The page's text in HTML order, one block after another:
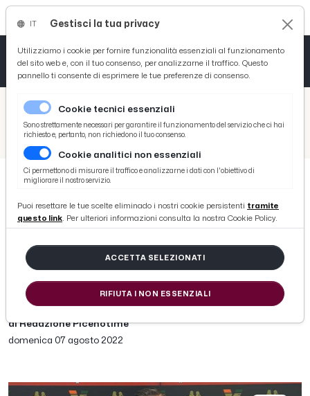
/ Picenotime
/ Ascoli Time
Venezia-Ascoli 2-3, Falzerano: “Mi piace giocare esterno alto. Prendere 2 gol così ci deve far riflettere”
Venezia-Ascoli 2-3, Falzerano: “Mi
piace giocare esterno alto.
Prendere 2 gol così ci deve far
riflettere”
di Redazione Picenotime
domenica 07 agosto 2022
Gestisci la tua privacy
Utilizziamo i cookie per fornire funzionalità essenziali al funzionamento
del sito web e, con il tuo consenso, per analizzarne il traffico. Questo
pannello ti consente di esprimere le tue preferenze di consenso.
Cookie tecnici essenziali
Sono strettamente necessari per garantire il funzionamento del servizio che ci hai
richiesto e, pertanto, non richiedono il tuo consenso.
Cookie analitici non essenziali
Ci permettono di misurare il traffico e analizzarne i dati con l'obiettivo di
migliorare il nostro servizio.
Puoi resettare le tue scelte eliminado i nostri cookie persistenti tramite
questo link. Per ulteriori informazioni consulta la nostra Cookie Policy.
ACCETTA SELEZIONATI
RIFIUTA I NON ESSENZIALI
Tutto News
Tutto Sport
Basket
Ciclismo
Tutto Curiosità